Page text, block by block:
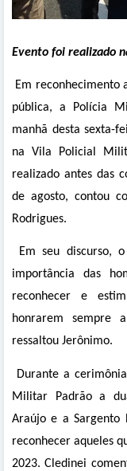
Evento foi realizado
Em reconhecimento
pública, a Polícia
manhã desta sexta-
na Vila Policial
realizado antes das
de agosto, contou
Rodrigues.
Em seu discurso,
importância das
reconhecer e
honrarem sempre
ressaltou Jerônimo.
Durante a
Militar Padrão a
Araújo e a Sargento
reconhecer aqueles
2023. Cledinei